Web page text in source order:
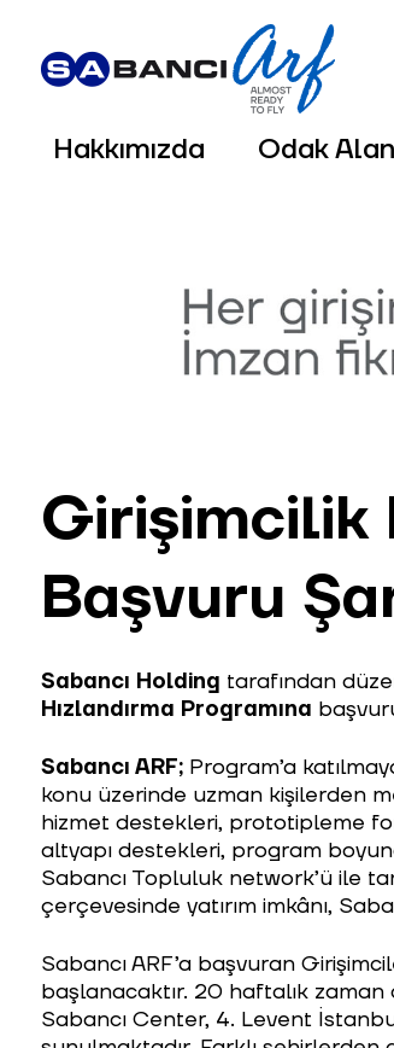
Hakkımızda Odak
Girişimcilik
Başvuru
Sabancı Holding tarafından
Hızlandırma Programına
Sabancı ARF;Program’a
konu üzerinde uzman kişilerden
hizmet destekleri, prototipleme
altyapı destekleri, program
Sabancı Topluluk network’ü ile
çerçevesinde yatırım imkânı,
Sabancı ARF’a başvuran
başlanacaktır. 20 haftalık
Sabancı Center, 4. Levent